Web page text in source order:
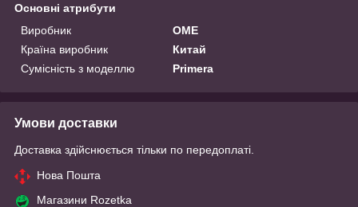
Основні атрибути
Виробник
OME
Країна виробник
Китай
Сумісність з моделлю
Primera
Умови доставки
Доставка здійснюється тільки по передоплаті.
Нова Пошта
Магазини Rozetka